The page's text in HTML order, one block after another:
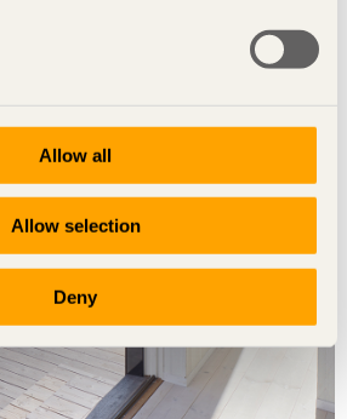
Allow all
Allow selection
Deny